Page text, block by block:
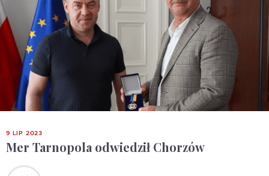
9 LIP 2023
Mer Tarnopola odwiedził Chorzów